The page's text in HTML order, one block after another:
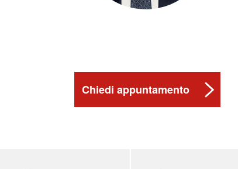
Chiedi appuntamento